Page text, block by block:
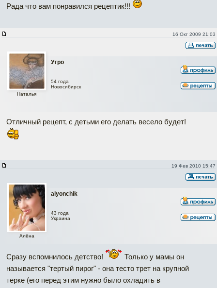
Рада что вам понравился рецептик!!!
16 Окт 2009 21:03
Утро
Наталья
54 года
Новосибирск
Отличный рецепт, с детьми его делать весело будет!
19 Фев 2010 15:47
alyonchik
Алёна
43 года
Украина
Сразу вспомнилось детство!
Только у мамы он
называется "тертый пирог" - она тесто трет на крупной
терке (его перед этим нужно было охладить в